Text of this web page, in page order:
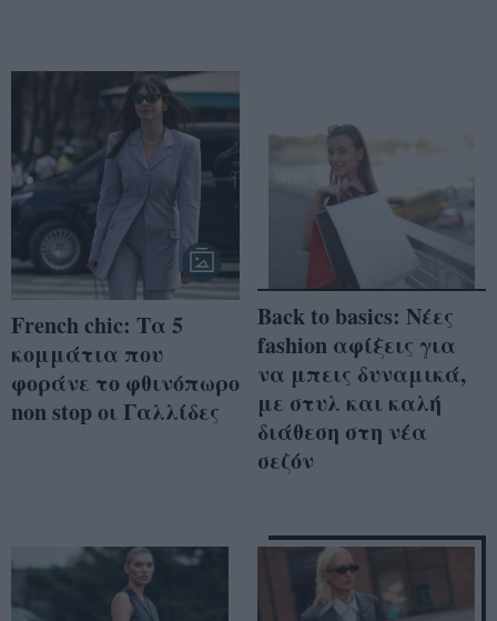
French chic: Τα 5
κομμάτια που
φοράνε το φθινόπωρο
non stop οι Γαλλίδες
Back to basics: Νέες
fashion αφίξεις για
να μπεις δυναμικά,
με στυλ και καλή
διάθεση στη νέα
σεζόν